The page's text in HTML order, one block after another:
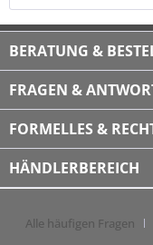
BERATUNG &
FRAGEN &
FORMELLES &
HÄNDLERBEREICH
Alle häufigen Fragen